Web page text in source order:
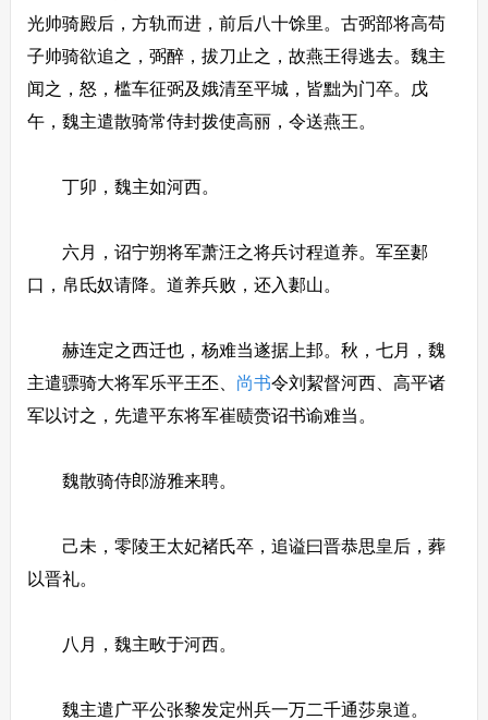
光帅骑殿后，方轨而进，前后八十馀里。古弼部将高苟
子帅骑欲追之，弼醉，拔刀止之，故燕王得逃去。魏主
闻之，怒，槛车征弼及娥清至平城，皆黜为门卒。戊
午，魏主遣散骑常侍封拨使高丽，令送燕王。
丁卯，魏主如河西。
六月，诏宁朔将军萧汪之将兵讨程道养。军至郪
口，帛氐奴请降。道养兵败，还入郪山。
赫连定之西迁也，杨难当遂据上邽。秋，七月，魏
主遣骠骑大将军乐平王丕、 尚书令刘絜督河西、高平诸
军以讨之，先遣平东将军崔赜赍诏书谕难当。
魏散骑侍郎游雅来聘。
己未，零陵王太妃褚氏卒，追谥曰晋恭思皇后，葬
以晋礼。
八月，魏主畋于河西。
魏主遣广平公张黎发定州兵一万二千通莎泉道。